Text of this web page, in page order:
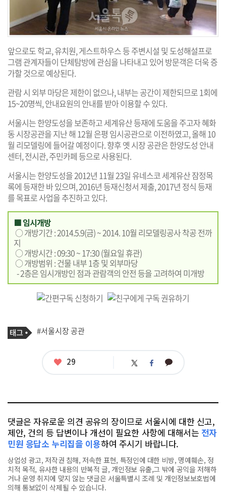
앞으로도 학교, 유치원, 게스트하우스 등 주변시설 및 도성해설프로
그램 관계자들이 단체탐방에 관심을 나타내고 있어 방문객은 더욱 증
가할 것으로 예상된다.
관람 시 외부 마당은 제한이 없으나, 내부는 공간이 제한되므로 1회에
15~20명씩, 안내요원의 안내를 받아 이용할 수 있다.
서울시는 한양도성을 보존하고 세계유산 등재에 도움을 주고자 혜화
동 시장공관을 지난 해 12월 은평 임시공관으로 이전하였고, 올해 10
월 리모델링에 들어갈 예정이다. 향후 옛 시장 공관은 한양도성 안내
센터, 전시관, 주민카페 등으로 사용된다.
서울시는 한양도성을 2012년 11월 23일 유네스코 세계유산 잠정목
록에 등재한 바 있으며, 2016년 등재신청서 제출, 2017년 정식 등재
를 목표로 사업을 추진하고 있다.
■ 임시개방
○ 개방기간 : 2014.5.9(금) ~ 2014. 10월 리모델링공사 착공 전까
지
○ 개방시간 : 09:30 ~ 17:30 (월요일 휴관)
○ 개방범위 : 건물 내부 1층 및 외부마당
- 2층은 임시개방인 점과 관람객의 안전 등을 고려하여 미개방
기
사
태
그
#서울시장 공관
좋
29 트 페 카
댓글은 자유로운 의견 공유의 장이므로 서울시에 대한 신고,
제안, 건의 등 답변이나 개선이 필요한 사항에 대해서는 전자
민원 응답소 누리집을 이용하여 주시기 바랍니다.
상업성 광고, 저작권 침해, 저속한 표현, 특정인에 대한 비방, 명예훼손, 정
치적 목적, 유사한 내용의 반복적 글, 개인정보 유출,그 밖에 공익을 저해하
거나 운영 취지에 맞지 않는 댓글은 서울특별시 조례 및 개인정보보호법에
의해 통보없이 삭제될 수 있습니다.